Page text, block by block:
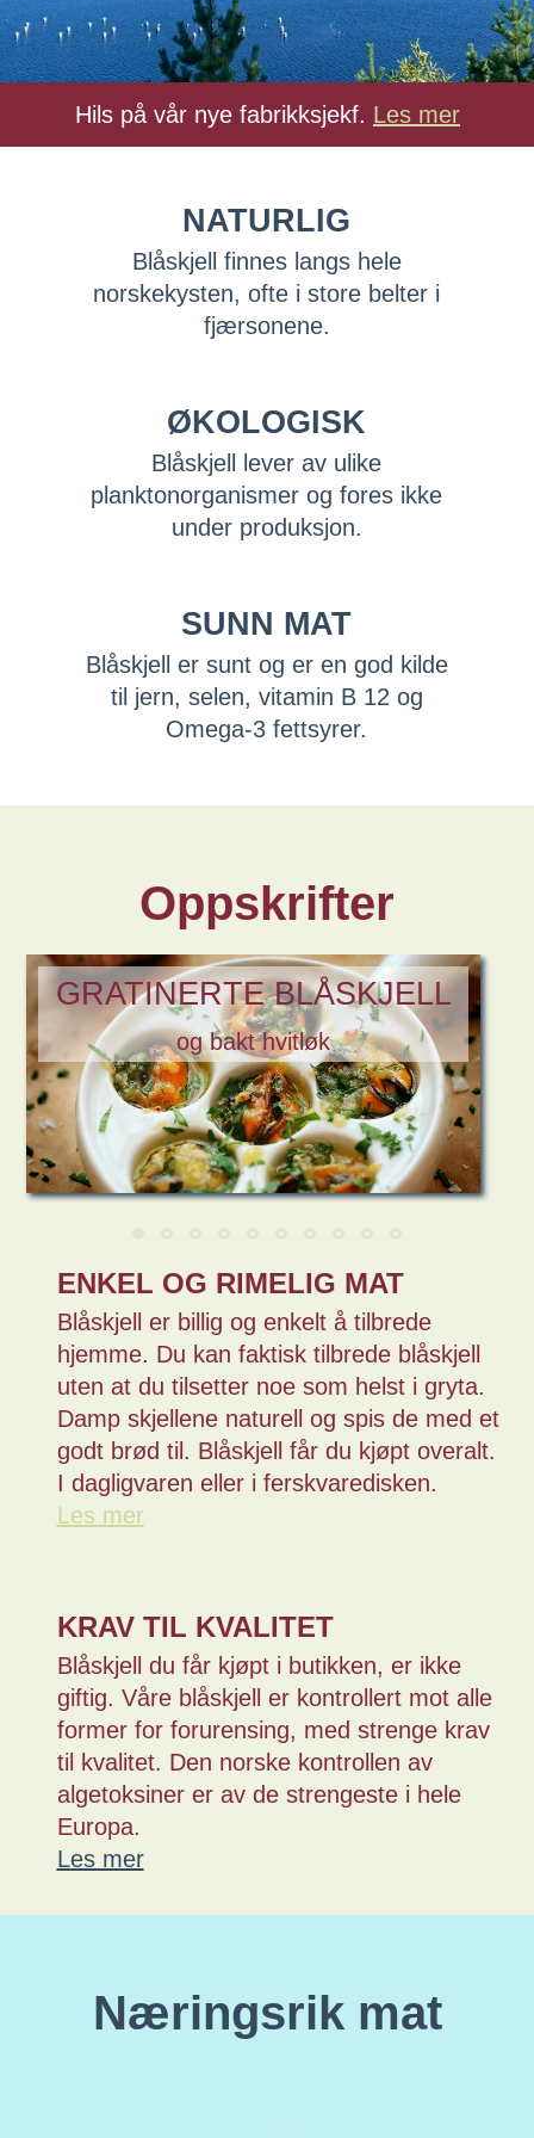
Hils på vår nye fabrikksjekf. Les mer
NATURLIG
Blåskjell finnes langs hele
norskekysten, ofte i store belter i
fjærsonene.
ØKOLOGISK
Blåskjell lever av ulike
planktonorganismer og fores ikke
under produksjon.
SUNN MAT
Blåskjell er sunt og er en god kilde
til jern, selen, vitamin B 12 og
Omega-3 fettsyrer.
Oppskrifter
GRATINERTE BLÅSKJELL
og bakt hvitløk
ENKEL OG RIMELIG MAT
Blåskjell er billig og enkelt å tilbrede
hjemme. Du kan faktisk tilbrede blåskjell
uten at du tilsetter noe som helst i gryta.
Damp skjellene naturell og spis de med et
godt brød til. Blåskjell får du kjøpt overalt.
I dagligvaren eller i ferskvaredisken.
Les mer
KRAV TIL KVALITET
Blåskjell du får kjøpt i butikken, er ikke
giftig. Våre blåskjell er kontrollert mot alle
former for forurensing, med strenge krav
til kvalitet. Den norske kontrollen av
algetoksiner er av de strengeste i hele
Europa.
Les mer
Næringsrik mat